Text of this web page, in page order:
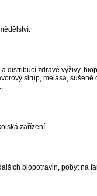
distribucí zdravé výživy,
sirup, melasa, sušené
zařízení.
biopotravin, pobyt na